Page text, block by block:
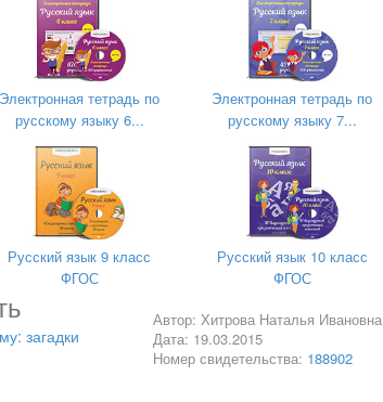
Электронная тетрадь по
русскому языку 6...
Электронная тетрадь по
русскому языку 7...
Русский язык 9 класс
ФГОС
Русский язык 10 класс
ФГОС
загадки
Автор: Хитрова Наталья Ивановна
Дата: 19.03.2015
Номер свидетельства: 188902